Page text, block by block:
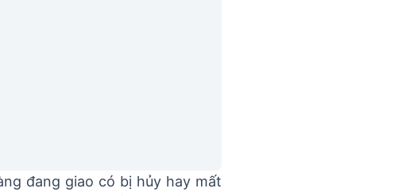
đang giao có bị hủy hay mất